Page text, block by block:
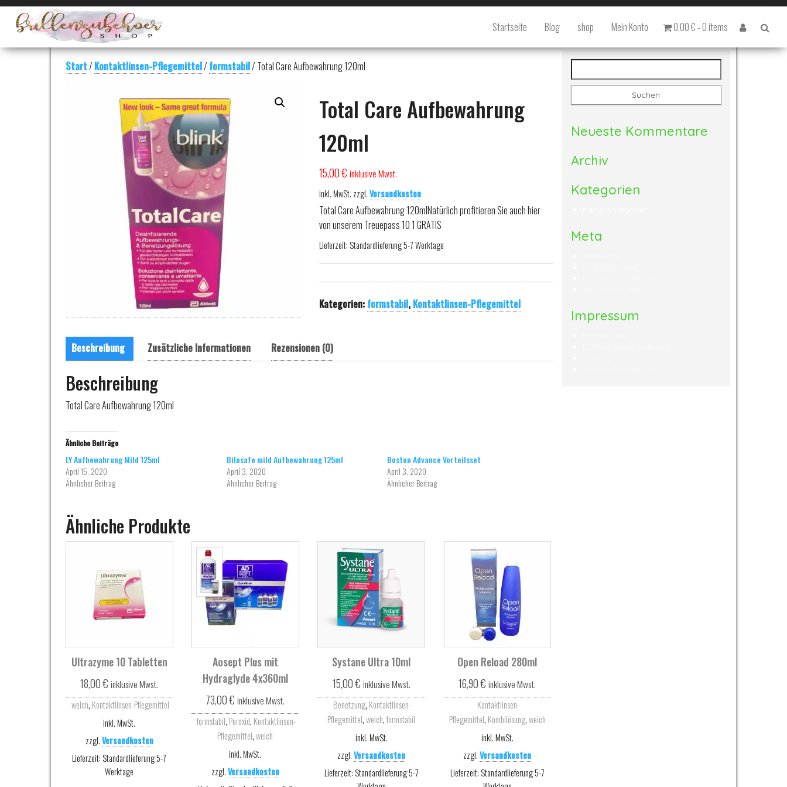
Shop
Brille
0,00 € -0 items
Startseite Blog shop Mein Konto
Start/ Kontaktlinsen-Pflegemittel/ formstabil/ Total Care Aufbewahrung 120ml
Total Care Aufbewahrung
120ml
15,00€ inklusive Mwst.
inkl. MwSt. zzgl.Versandkosten
Total Care Aufbewahrung 120mlNatürlich profitieren Sie auch hier
von unserem Treuepass 10 1 GRATIS
Lieferzeit: Standardlieferung 5-7 Werktage
Kategorien: formstabil, Kontaktlinsen-Pflegemittel
Beschreibung Zusätzliche Informationen Rezensionen (0)
Beschreibung
Total Care Aufbewahrung 120ml
Ähnliche Beiträge
LY Aufbewahrung Mild 125ml
April 15, 2020
Ähnlicher Beitrag
Bilosafe mild Aufbewahrung 125ml
April 3, 2020
Ähnlicher Beitrag
Boston Advance Vorteilsset
April 3, 2020
Ähnlicher Beitrag
Ähnliche Produkte
Ultrazyme 10 Tabletten
18,00€ inklusive Mwst.
weich, Kontaktlinsen-Pflegemittel
inkl. MwSt.
zzgl.Versandkosten
Lieferzeit: Standardlieferung 5-7
Werktage
Aosept Plus mit
Hydraglyde 4x360ml
73,00€ inklusive Mwst.
formstabil, Peroxid, Kontaktlinsen-
Pflegemittel, weich
inkl. MwSt.
zzgl.Versandkosten
Systane Ultra 10ml
15,00€ inklusive Mwst.
Benetzung, Kontaktlinsen-
Pflegemittel,weich,formstabil
inkl. MwSt.
zzgl.Versandkosten
Lieferzeit: Standardlieferung 5-7
Open Reload 280ml
16,90€ inklusive Mwst.
Kontaktlinsen-
Pflegemittel, Kombilösung,weich
inkl. MwSt.
zzgl.Versandkosten
Lieferzeit: Standardlieferung 5-7
Suchen nach:
Neueste Kommentare
Archiv
Kategorien
Meta
Impressum